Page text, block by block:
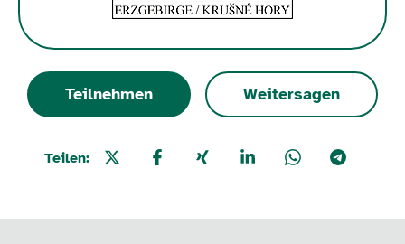
Teilnehmen Weitersagen
Teilen: